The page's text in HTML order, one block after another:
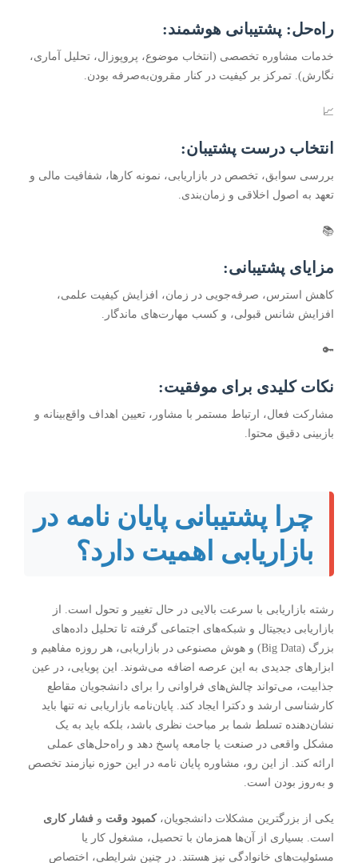
راه‌حل: پشتیبانی هوشمند:
خدمات مشاوره تخصصی (انتخاب موضوع، پروپوزال، تحلیل آماری،
نگارش). تمرکز بر کیفیت در کنار مقرون‌به‌صرفه بودن.
📈
انتخاب درست پشتیبان:
بررسی سوابق، تخصص در بازاریابی، نمونه کارها، شفافیت مالی و
تعهد به اصول اخلاقی و زمان‌بندی.
📚
مزایای پشتیبانی:
کاهش استرس، صرفه‌جویی در زمان، افزایش کیفیت علمی،
افزایش شانس قبولی، و کسب مهارت‌های ماندگار.
🔑
نکات کلیدی برای موفقیت:
مشارکت فعال، ارتباط مستمر با مشاور، تعیین اهداف واقع‌بینانه و
بازبینی دقیق محتوا.
چرا پشتیبانی پایان نامه در
بازاریابی اهمیت دارد؟
رشته بازاریابی با سرعت بالایی در حال تغییر و تحول است. از
بازاریابی دیجیتال و شبکه‌های اجتماعی گرفته تا تحلیل داده‌های
بزرگ (Big Data) و هوش مصنوعی در بازاریابی، هر روزه مفاهیم و
ابزارهای جدیدی به این عرصه اضافه می‌شوند. این پویایی، در عین
جذابیت، می‌تواند چالش‌های فراوانی را برای دانشجویان مقاطع
کارشناسی ارشد و دکترا ایجاد کند. پایان‌نامه بازاریابی نه تنها باید
نشان‌دهنده تسلط شما بر مباحث نظری باشد، بلکه باید به یک
مشکل واقعی در صنعت یا جامعه پاسخ دهد و راه‌حل‌های عملی
ارائه کند. از این رو، مشاوره پایان نامه در این حوزه نیازمند تخصص
و به‌روز بودن است.
یکی از بزرگترین مشکلات دانشجویان، کمبود وقت و فشار کاری
است. بسیاری از آن‌ها همزمان با تحصیل، مشغول کار یا
مسئولیت‌های خانوادگی نیز هستند. در چنین شرایطی، اختصاص